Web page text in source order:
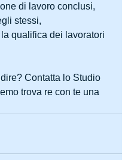
di lavoro conclusi,
stessi,
qualifica dei lavoratori
Contatta lo Studio
trova re con te una